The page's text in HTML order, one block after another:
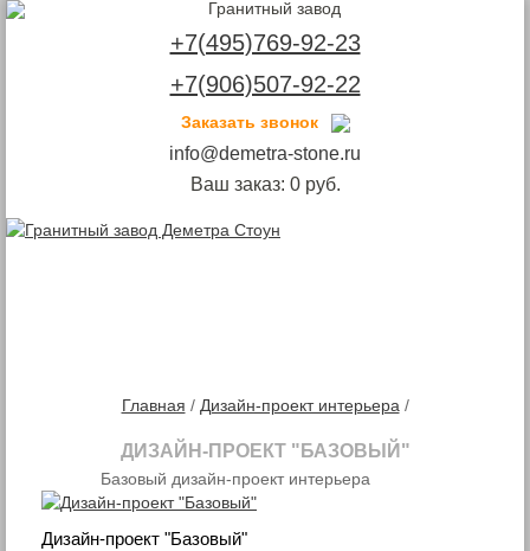
+7(495)769-92-23
+7(906)507-92-22
Заказать звонок
info@demetra-stone.ru
Ваш заказ: 0 руб.
Главная / Дизайн-проект интерьера/
ДИЗАЙН-ПРОЕКТ "БАЗОВЫЙ"
Базовый дизайн-проект интерьера
Дизайн-проект "Базовый"